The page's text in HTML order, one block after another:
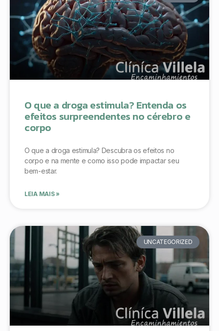
O que a droga estimula? Entenda os
efeitos surpreendentes no cérebro e
corpo
O que a droga estimula? Descubra os efeitos no
corpo e na mente e como isso pode impactar seu
bem-estar.
LEIA MAIS »
UNCATEGORIZED